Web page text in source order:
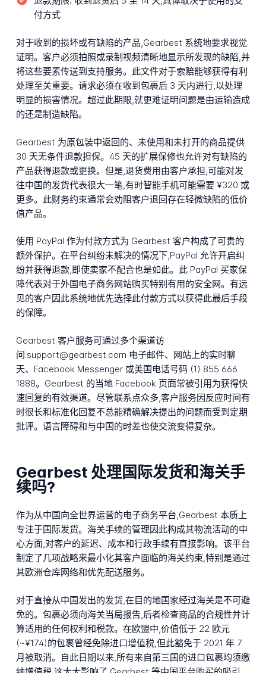
付方式
对于收到的损坏或有缺陷的产品,Gearbest 系统地要求视觉
证明。客户必须拍照或录制视频清晰地显示所发现的缺陷,并
将这些要素传送到支持服务。此文件对于索赔能够获得有利
处理至关重要。请求必须在收到包裹后 3 天内进行,以处理
明显的损害情况。超过此期限,就更难证明问题是由运输造成
的还是制造缺陷。
Gearbest 为原包装中返回的、未使用和未打开的商品提供
30 天无条件退款担保。45 天的扩展保修也允许对有缺陷的
产品获得退款或更换。但是,退货费用由客户承担,可能对发
往中国的发货代表很大一笔,有时智能手机可能需要 ¥320 或
更多。此财务约束通常会劝阻客户退回存在轻微缺陷的低价
值产品。
使用 PayPal 作为付款方式为 Gearbest 客户构成了可贵的
额外保护。在平台纠纷未解决的情况下,PayPal 允许开启纠
纷并获得退款,即使卖家不配合也是如此。此 PayPal 买家保
障代表对于外国电子商务网站购买特别有用的安全网。有远
见的客户因此系统地优先选择此付款方式以获得此最后手段
的保障。
Gearbest 客户服务可通过多个渠道访
问:support@gearbest.com 电子邮件、网站上的实时聊
天、Facebook Messenger 或美国电话号码 (1) 855 666
1888。Gearbest 的当地 Facebook 页面常被引用为获得快
速回复的有效渠道。尽管联系点众多,客户服务因反应时间有
时很长和标准化回复不总能精确解决提出的问题而受到定期
批评。语言障碍和与中国的时差也使交流变得复杂。
Gearbest 处理国际发货和海关手
续吗?
作为从中国向全世界运营的电子商务平台,Gearbest 本质上
专注于国际发货。海关手续的管理因此构成其物流活动的中
心方面,对客户的延迟、成本和行政手续有直接影响。该平台
制定了几项战略来最小化其客户面临的海关约束,特别是通过
其欧洲仓库网络和优先配送服务。
对于直接从中国发出的发货,在目的地国家经过海关是不可避
免的。包裹必须向海关当局报告,后者检查商品的合规性并计
算适用的任何权利和税款。在欧盟中,价值低于 22 欧元
(~¥174)的包裹曾经免除进口增值税,但此豁免于 2021 年 7
月被取消。自此日期以来,所有来自第三国的进口包裹均须缴